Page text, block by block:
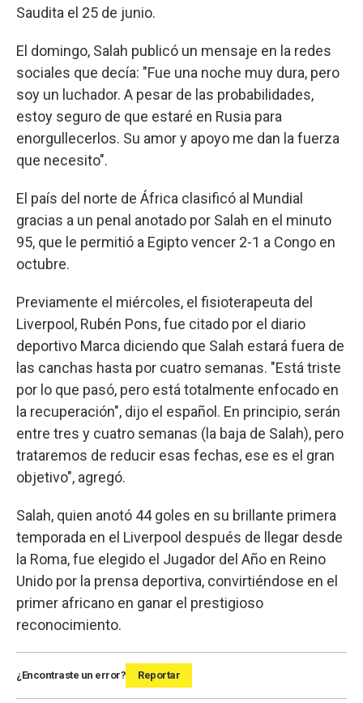
Saudita el 25 de junio.
El domingo, Salah publicó un mensaje en la redes
sociales que decía: "Fue una noche muy dura, pero
soy un luchador. A pesar de las probabilidades,
estoy seguro de que estaré en Rusia para
enorgullecerlos. Su amor y apoyo me dan la fuerza
que necesito".
El país del norte de África clasificó al Mundial
gracias a un penal anotado por Salah en el minuto
95, que le permitió a Egipto vencer 2-1 a Congo en
octubre.
Previamente el miércoles, el fisioterapeuta del
Liverpool, Rubén Pons, fue citado por el diario
deportivo Marca diciendo que Salah estará fuera de
las canchas hasta por cuatro semanas. "Está triste
por lo que pasó, pero está totalmente enfocado en
la recuperación", dijo el español. En principio, serán
entre tres y cuatro semanas (la baja de Salah), pero
trataremos de reducir esas fechas, ese es el gran
objetivo", agregó.
Salah, quien anotó 44 goles en su brillante primera
temporada en el Liverpool después de llegar desde
la Roma, fue elegido el Jugador del Año en Reino
Unido por la prensa deportiva, convirtiéndose en el
primer africano en ganar el prestigioso
reconocimiento.
¿Encontraste un error? Reportar